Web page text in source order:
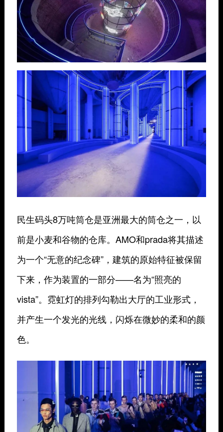
民生码头8万吨筒仓是亚洲最大的筒仓之一，以
前是小麦和谷物的仓库。AMO和prada将其描述
为一个“无意的纪念碑”，建筑的原始特征被保留
下来，作为装置的一部分——名为“照亮的
vista”。霓虹灯的排列勾勒出大厅的工业形式，
并产生一个发光的光线，闪烁在微妙的柔和的颜
色。